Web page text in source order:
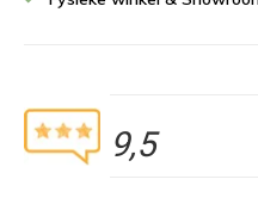
9,5